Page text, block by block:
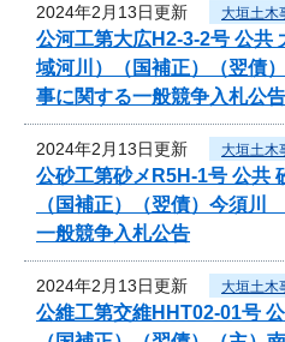
2024年2月13日更新 大垣土木
公河工第大広H2-3-2号 公共
域河川）（国補正）（翌債
事に関する一般競争入札公告
2024年2月13日更新 大垣土木
公砂工第砂メR5H-1号 公共
（国補正）（翌債）今須
一般競争入札公告
2024年2月13日更新 大垣土木
公維工第交維HHT02-01号